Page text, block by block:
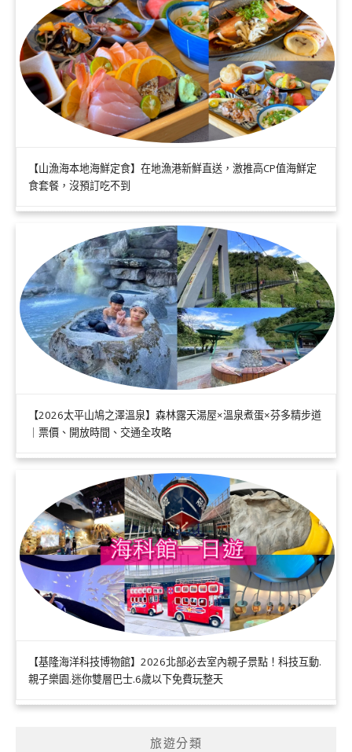
【山漁海本地海鮮定食】在地漁港新鮮直送，激推高CP值海鮮定
食套餐，沒預訂吃不到
【2026太平山鳩之澤溫泉】森林露天湯屋×溫泉煮蛋×芬多精步道
｜票價、開放時間、交通全攻略
【基隆海洋科技博物館】2026北部必去室內親子景點！科技互動.
親子樂園.迷你雙層巴士.6歲以下免費玩整天
旅遊分類